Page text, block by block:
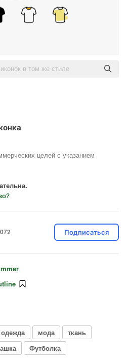
целей с указанием
Подписаться
одежда мода
ткань
Футболка